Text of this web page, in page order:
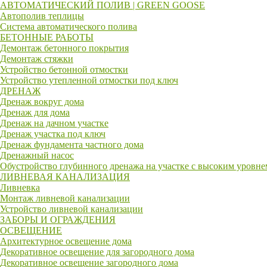
АВТОМАТИЧЕСКИЙ ПОЛИВ | GREEN GOOSE
Автополив теплицы
Система автоматического полива
БЕТОННЫЕ РАБОТЫ
Демонтаж бетонного покрытия
Демонтаж стяжки
Устройство бетонной отмостки
Устройство утепленной отмостки под ключ
ДРЕНАЖ
Дренаж вокруг дома
Дренаж для дома
Дренаж на дачном участке
Дренаж участка под ключ
Дренаж фундамента частного дома
Дренажный насос
Обустройство глубинного дренажа на участке с высоким
ЛИВНЕВАЯ КАНАЛИЗАЦИЯ
Ливневка
Монтаж ливневой канализации
Устройство ливневой канализации
ЗАБОРЫ И ОГРАЖДЕНИЯ
ОСВЕЩЕНИЕ
Архитектурное освещение дома
Декоративное освещение для загородного дома
Декоративное освещение загородного дома